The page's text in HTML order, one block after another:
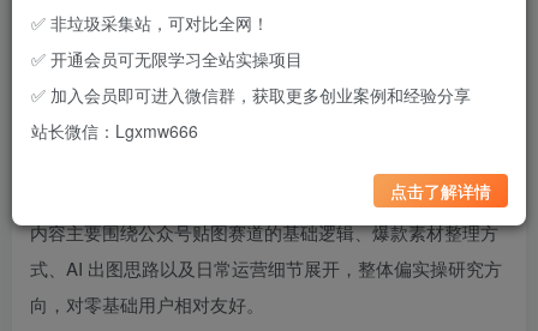
这是一套围绕公众号贴图内容运营与流量主变现展开的学习
资料，核心方向偏向轻量化副业研究，适合希望通过 AI 工具
辅助创作内容、提升出图效率的人群参考学习。
内容主要围绕公众号贴图赛道的基础逻辑、爆款素材整理方
式、AI 出图思路以及日常运营细节展开，整体偏实操研究方
向，对零基础用户相对友好。
✅ 非垃圾采集站，可对比全网！
✅ 开通会员可无限学习全站实操项目
✅ 加入会员即可进入微信群，获取更多创业案例和经验分享
站长微信：Lgxmw666
点击了解详情